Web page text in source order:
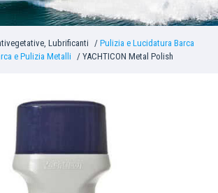
Lubrificanti
Pulizia e Lucidatura Barca
e Pulizia Metalli
YACHTICON Metal Polish